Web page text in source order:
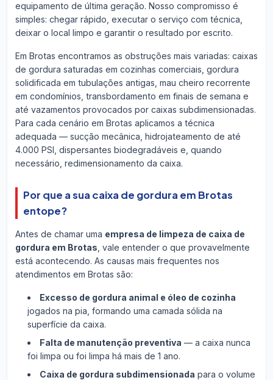
equipamento de última geração. Nosso compromisso é
simples: chegar rápido, executar o serviço com técnica,
deixar o local limpo e garantir o resultado por escrito.
Em Brotas encontramos as obstruções mais variadas: caixas
de gordura saturadas em cozinhas comerciais, gordura
solidificada em tubulações antigas, mau cheiro recorrente
em condomínios, transbordamento em finais de semana e
até vazamentos provocados por caixas subdimensionadas.
Para cada cenário em Brotas aplicamos a técnica
adequada — sucção mecânica, hidrojateamento de até
4.000 PSI, dispersantes biodegradáveis e, quando
necessário, redimensionamento da caixa.
Por que a sua caixa de gordura em Brotas
entope?
Antes de chamar uma empresa de limpeza de caixa de
gordura em Brotas , vale entender o que provavelmente
está acontecendo. As causas mais frequentes nos
atendimentos em Brotas são:
Excesso de gordura animal e óleo de cozinha
jogados na pia, formando uma camada sólida na
superfície da caixa.
Falta de manutenção preventiva — a caixa nunca
foi limpa ou foi limpa há mais de 1 ano.
Caixa de gordura subdimensionada para o volume